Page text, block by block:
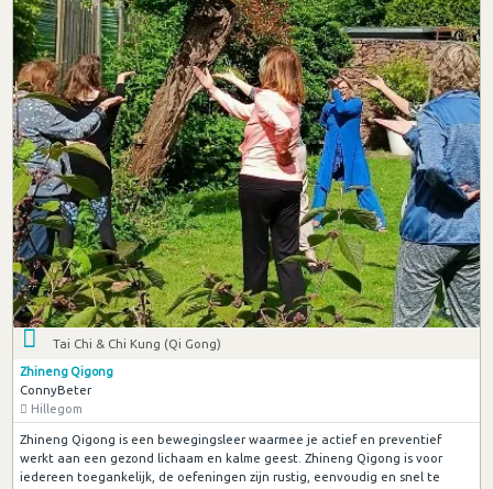
Tai Chi & Chi Kung (Qi Gong)
Zhineng Qigong
ConnyBeter
Hillegom
Zhineng Qigong is een bewegingsleer waarmee je actief en preventief
werkt aan een gezond lichaam en kalme geest. Zhineng Qigong is voor
iedereen toegankelijk, de oefeningen zijn rustig, eenvoudig en snel te